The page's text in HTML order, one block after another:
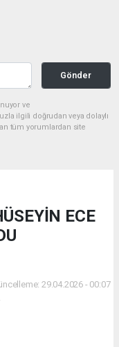
Gönder
ve
ilgili doğrudan veya dolaylı
tüm yorumlardan site
ECE
29.04.2026 - 00:07